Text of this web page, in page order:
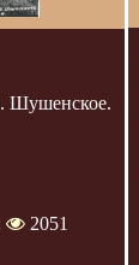
Шушенское.
2051